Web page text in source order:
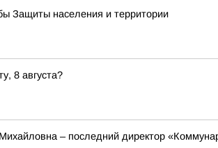
Защиты населения и территории
8 августа?
– последний директор